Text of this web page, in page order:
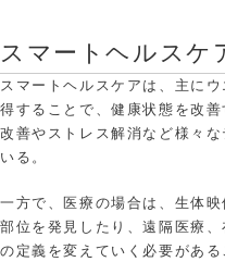
スマートヘルスケ
スマートヘルスケアは、主に
得することで、健康状態を改
改善やストレス解消など様々
いる。
一方で、医療の場合は、生体
部位を発見したり、遠隔医療
の定義を変えていく必要があ